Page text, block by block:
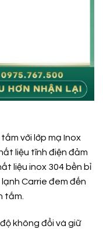
với lớp mạ Inox
liệu tĩnh điện đảm
liệu inox 304 bền bỉ
Carrie đem đến
tắm.
không đổi và giữ